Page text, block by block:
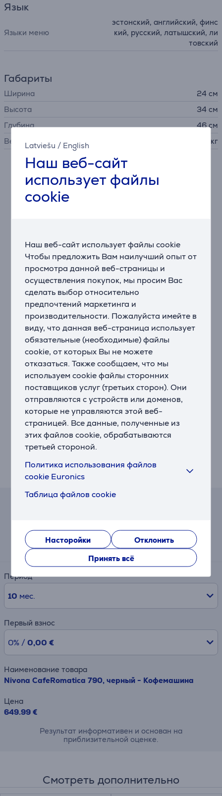
Latviešu / English
Наш веб-сайт
использует файлы
cookie
Наш веб-сайт использует файлы cookie
Чтобы предложить Вам наилучший опыт от
просмотра данной веб-страницы и
осуществления покупок, мы просим Вас
сделать выбор относительно
предпочтений маркетинга и
производительности. Пожалуйста имейте в
виду, что данная веб-страница использует
обязательные (необходимые) файлы
cookie, от которых Вы не можете
отказаться. Также сообщаем, что мы
используем cookie файлы сторонних
поставщиков услуг (третьих сторон). Они
отправляются с устройств или доменов,
которые не управляются этой веб-
страницей. Все данные, полученные из
этих файлов cookie, обрабатываются
третьей стороной.
Политика использования файлов
cookie Euronics
Таблица файлов cookie
Насторойки
Отклонить
Принять всё
Язык
Языки меню
эстонский, английcкий, финс
кий, русский, латышский, ли
товский
Габариты
Ширина
24 см
Высота
34 см
Глубина
46 см
Вес
8,7 кг
Описание
• Программирование всех рецептов
• 3 уровня регулировки температуры кофе
• 5 уровней регулировки крепости кофе
• Режим ECO, выключатель для достижения почти
нулевого потребления энергии
• Автоматическая система ополаскивания для
взбивателя пены
• Гигиенические программы для очистки и удаления
накипи
• Кофейный носик, регулируемый по высоте (до 14
• Настроенные на заводе рецепты можно менять
• Регулируемое количество кофе (20-240 мл)
• Возможность готовить 2 эспрессо/кофе
одновременно
• Съемный резервуар для воды
• Горячая вода для чая
• Дополнительный отсек для молотого кофе
• Световой индикатор замены фильтра
• Давление насоса 15 бар
• Поддержка Bluetooth для использования
приложения Nivona
• В комплекте водяной фильтр CLARIS
Примерный размер ежемесячного платежа
69 €
Период
10 мес.
Первый взнос
0% / 0,00 €
Наименование товара
Nivona CafeRomatica 790, черный - Кофемашина
Цена
649.99 €
Результат информативен и основан на
приблизительной оценке.
Смотреть дополнительно